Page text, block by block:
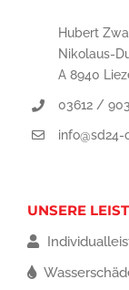
Hubert
Nikolaus-
A 8940
03612 /
UNSERE